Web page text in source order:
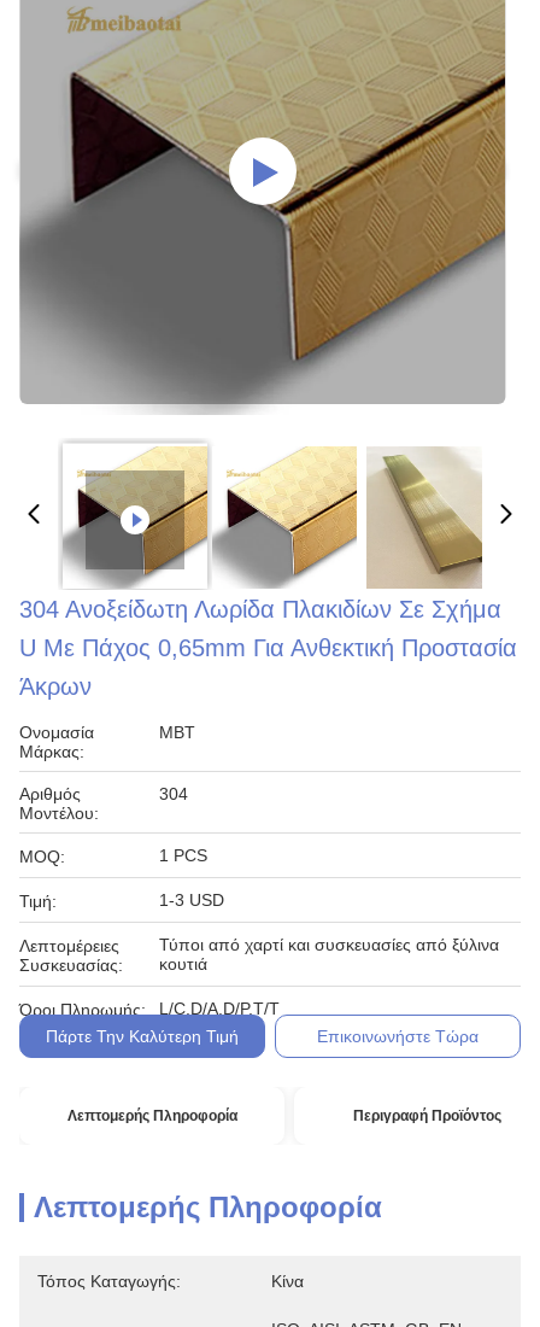
304 Ανοξείδωτη Λωρίδα Πλακιδίων Σε Σχήμα
U Με Πάχος 0,65mm Για Ανθεκτική Προστασία
Άκρων
Ονομασία
Μάρκας:
MBT
Αριθμός
Μοντέλου:
304
MOQ: 1 PCS
Τιμή: 1-3 USD
Λεπτομέρειες
Συσκευασίας:
Τύποι από χαρτί και συσκευασίες από ξύλινα
κουτιά
Όροι Πληρωμής:
L/C,D/A,D/P,T/T
Πάρτε Την Καλύτερη Τιμή
Επικοινωνήστε Τώρα
Λεπτομερής Πληροφορία Περιγραφή Προϊόντος
Λεπτομερής Πληροφορία
Τόπος Καταγωγής: Κίνα